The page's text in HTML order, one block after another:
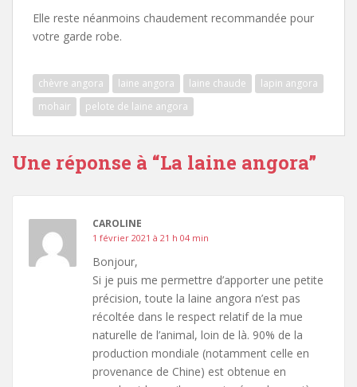
Elle reste néanmoins chaudement recommandée pour
votre garde robe.
chèvre angora laine angora laine chaude
lapin angora
mohair
pelote de laine angora
Une réponse à “La laine angora”
CAROLINE
1 février 2021 à 21 h 04 min
Bonjour,
Si je puis me permettre d’apporter une petite
précision, toute la laine angora n’est pas
récoltée dans le respect relatif de la mue
naturelle de l’animal, loin de là. 90% de la
production mondiale (notamment celle en
provenance de Chine) est obtenue en